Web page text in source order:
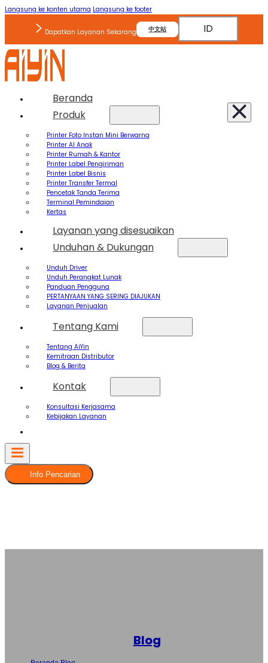
Langsung ke konten utama Langsung ke footer
Dapatkan Layanan Sekarang 中文站 ID
Beranda
Produk
Printer Foto Instan Mini Berwarna
Printer AI Anak
Printer Rumah & Kantor
Printer Label Pengiriman
Printer Label Bisnis
Printer Transfer Termal
Pencetak Tanda Terima
Terminal Pemindaian
Kertas
Layanan yang disesuaikan
Unduhan & Dukungan
Unduh Driver
Unduh Perangkat Lunak
Panduan Pengguna
PERTANYAAN YANG SERING DIAJUKAN
Layanan Penjualan
Tentang Kami
Tentang AiYin
Kemitraan Distributor
Blog & Berita
Kontak
Konsultasi Kerjasama
Kebijakan Layanan
Info Pencarian
Blog